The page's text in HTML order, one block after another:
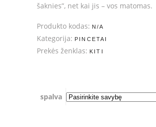
šaknies”, net kai jis – vos matomas.
Produkto kodas: N/A
Kategorija: PINCETAI
Prekės ženklas: KITI
spalva